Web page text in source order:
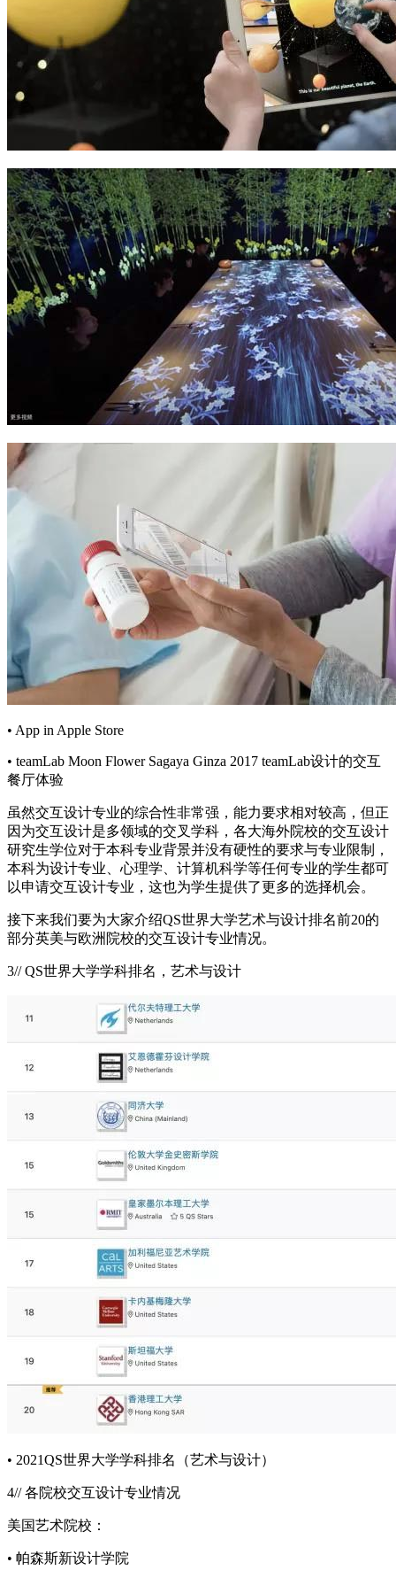
• App in Apple Store
• teamLab Moon Flower Sagaya Ginza 2017 teamLab设计的交互
餐厅体验
虽然交互设计专业的综合性非常强，能力要求相对较高，但正
因为交互设计是多领域的交叉学科，各大海外院校的交互设计
研究生学位对于本科专业背景并没有硬性的要求与专业限制，
本科为设计专业、心理学、计算机科学等任何专业的学生都可
以申请交互设计专业，这也为学生提供了更多的选择机会。
接下来我们要为大家介绍QS世界大学艺术与设计排名前20的
部分英美与欧洲院校的交互设计专业情况。
3// QS世界大学学科排名，艺术与设计
• 2021QS世界大学学科排名（艺术与设计）
4// 各院校交互设计专业情况
美国艺术院校：
• 帕森斯新设计学院